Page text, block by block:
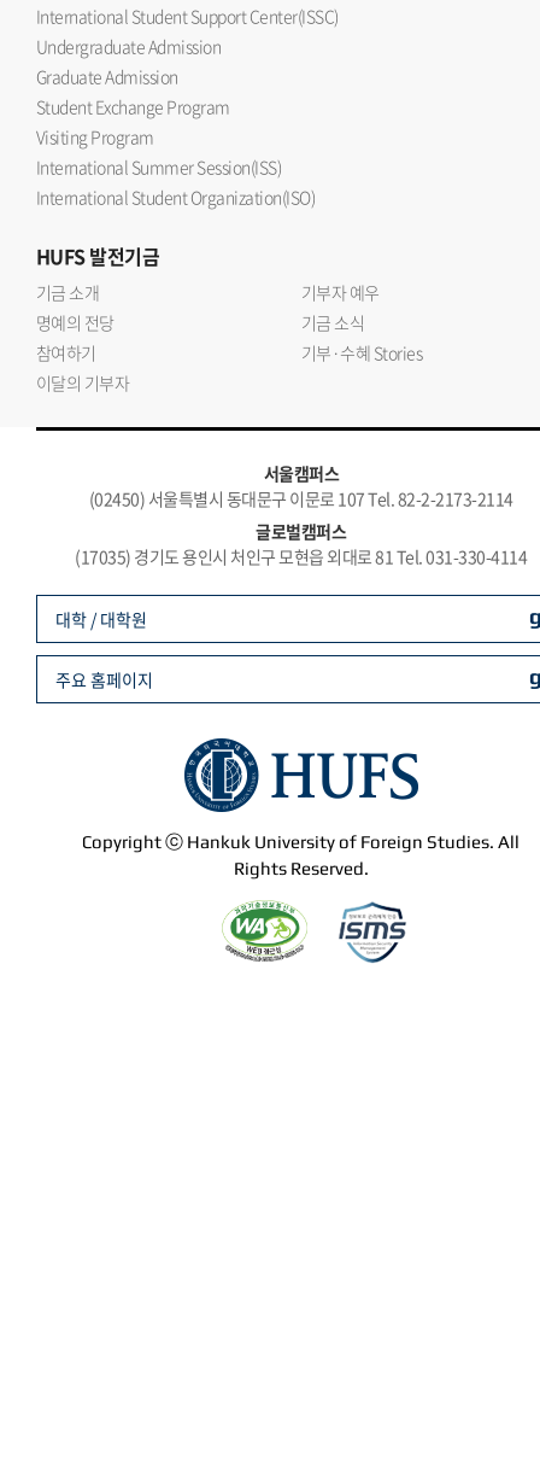
International Student Support Center(ISSC)
Undergraduate Admission
Graduate Admission
Student Exchange Program
Visiting Program
International Summer Session(ISS)
International Student Organization(ISO)
HUFS발전기금
기금 소개
기부자 예우
명예의 전당
기금 소식
참여하기
기부·수혜 Stories
이달의 기부자
서울캠퍼스
(02450) 서울특별시 동대문구 이문로 107 Tel. 82-2-2173-2114
글로벌캠퍼스
(17035) 경기도 용인시 처인구 모현읍 외대로 81 Tel. 031-330-4114
Copyright ⓒ Hankuk University of Foreign Studies. All
Rights Reserved.
대학 / 대학원
주요 홈페이지